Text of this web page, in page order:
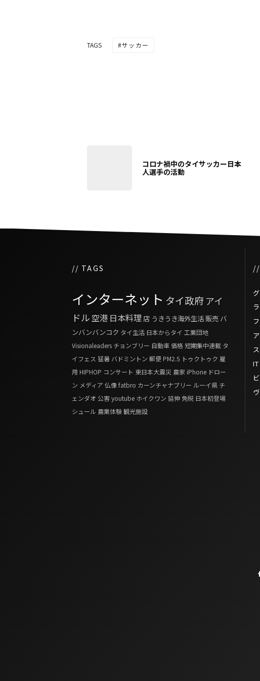
TAGS サッカー
コロナ禍中のタイサッカー日本
人選手の活動
// TAGS
インターネット タイ政府 アイ
ドル空港 日本料理店 うきうき海外生活 販売 バ
ンバンバンコク タイ生活 日本からタイ 工業団地
Visionaleaders チョンブリー 自動車価格 短期集中連載 タ
イフェス 猛暑 バドミントン 郵便PM2.5 トゥクトゥク 雇
用 HIPHOP コンサート 東日本大震災 農家 iPhone ドロー
ン メディア 仏像 fatbro カーンチャナブリー ルーイ県 チ
ェンダオ 公害youtube ホイクワン 延伸 免税 日本初登場
シュール 農業体験観光施設
//
IT